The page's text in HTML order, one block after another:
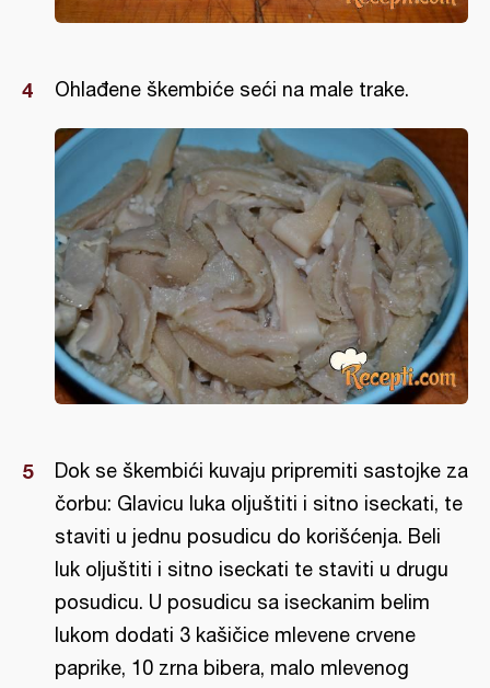
Ohlađene škembiće seći na male trake.
Dok se škembići kuvaju pripremiti sastojke za
čorbu: Glavicu luka oljuštiti i sitno iseckati, te
staviti u jednu posudicu do korišćenja. Beli
luk oljuštiti i sitno iseckati te staviti u drugu
posudicu. U posudicu sa iseckanim belim
lukom dodati 3 kašičice mlevene crvene
paprike, 10 zrna bibera, malo mlevenog